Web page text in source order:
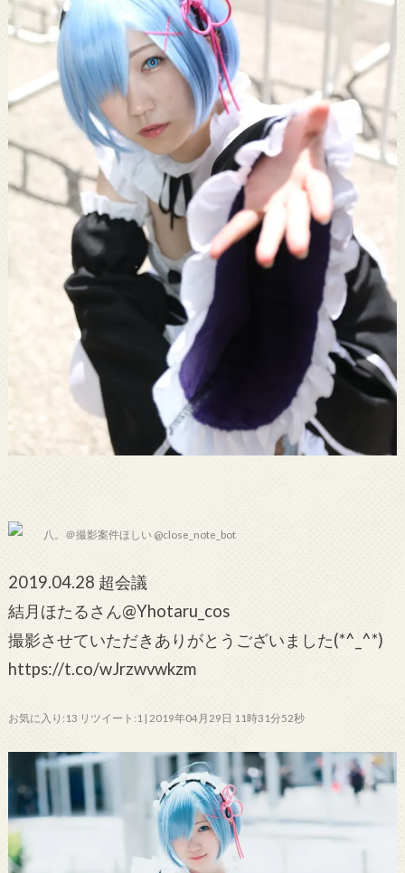
八。＠撮影案件ほしい @close_note_bot
2019.04.28 超会議
結月ほたるさん@Yhotaru_cos
撮影させていただきありがとうございました(*^_^*)
https://t.co/wJrzwvwkzm
お気に入り:13 リツイート:1 | 2019年04月29日 11時31分52秒